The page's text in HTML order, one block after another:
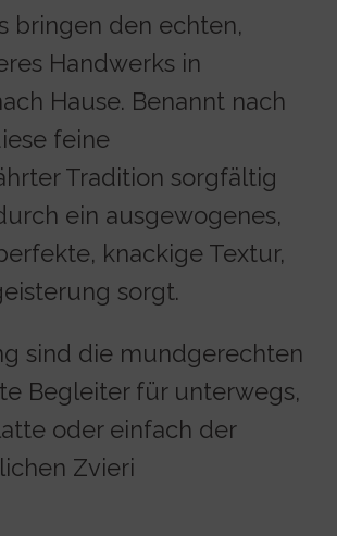
bringen den echten,
Handwerks in
Hause. Benannt nach
feine
Tradition sorgfältig
ein ausgewogenes,
knackige Textur,
sorgt.
sind die mundgerechten
Begleiter für unterwegs,
oder einfach der
Zvieri